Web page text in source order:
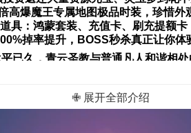
高爆魔王专属地图极品时装，珍惜
具：鸿蒙套装、充值卡、刷充提额
掉率提升，BOSS秒杀真正让你
已久，青云圣教与普通凡人和谐相
✙ 展开全部介绍